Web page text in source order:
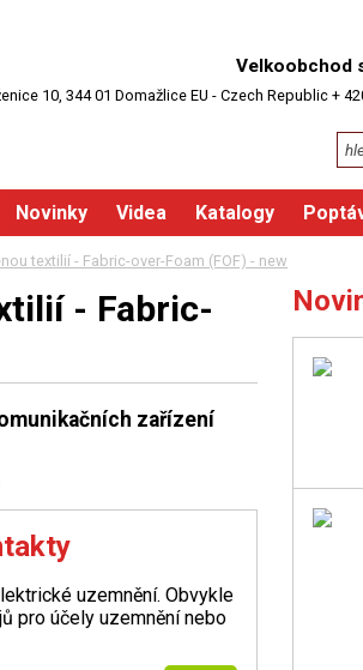
Velkoobchod
10, 344 01 Domažlice EU - Czech Republic +
Novinky Videa Katalogy
textilií - Fabric-over-Foam (FOF) - new
- Fabric-
zařízení
uzemnění. Obvykle
pro účely uzemnění nebo